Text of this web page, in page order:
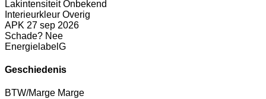
Lakintensiteit Onbekend
Interieurkleur Overig
APK 27 sep 2026
Schade? Nee
Energielabel G
Geschiedenis
BTW/Marge Marge